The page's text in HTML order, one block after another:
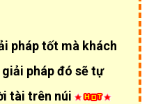
pháp tốt mà khách
pháp đó sẽ tự
tài trên núi